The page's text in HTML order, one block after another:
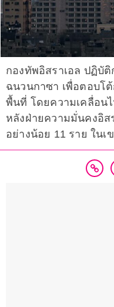
กองทัพอิสราเอล ปฏิบั
ฉนวนกาซา เพื่อตอบโ
พื้นที่ โดยความเคลื่อนไ
หลังฝ่ายความมั่นคงอิส
อย่างน้อย 11 ราย ในเ